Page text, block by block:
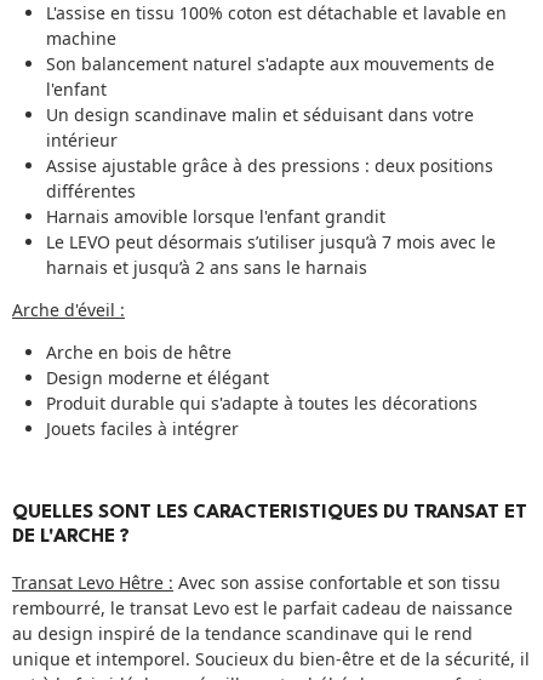
L'assise en tissu 100% coton est détachable et lavable en
machine
Son balancement naturel s'adapte aux mouvements de
l'enfant
Un design scandinave malin et séduisant dans votre
intérieur
Assise ajustable grâce à des pressions : deux positions
différentes
Harnais amovible lorsque l'enfant grandit
Le LEVO peut désormais s’utiliser jusqu’à 7 mois avec le
harnais et jusqu’à 2 ans sans le harnais
Arche d'éveil :
Arche en bois de hêtre
Design moderne et élégant
Produit durable qui s'adapte à toutes les décorations
Jouets faciles à intégrer
QUELLES SONT LES CARACTERISTIQUES DU TRANSAT ET
DE L'ARCHE ?
Transat Levo Hêtre : Avec son assise confortable et son tissu
rembourré, le transat Levo est le parfait cadeau de naissance
au design inspiré de la tendance scandinave qui le rend
unique et intemporel. Soucieux du bien-être et de la sécurité, il